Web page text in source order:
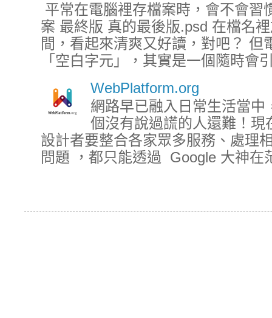
平常在電腦裡存檔案時，會不會習
案 最終版 真的最後版.psd 在檔名
間，看起來清爽又好讀，對吧？
「空白字元」，其實是一個隨時會
WebPlatform.org
網路早已融入日常生活當
個沒有說過謊的人還難！
設計者要整合各家眾多服務、處理
問題 ，都只能透過 Google 大神在